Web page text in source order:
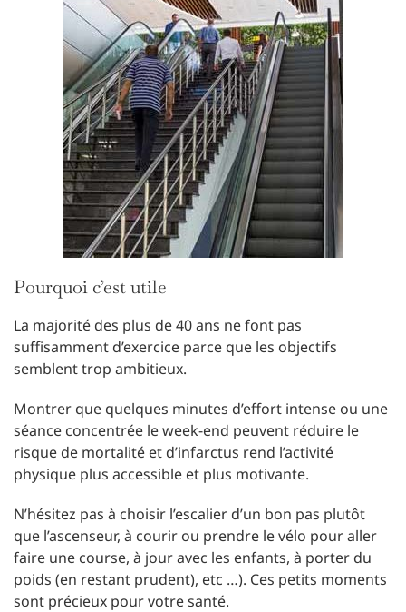
Pourquoi c’est utile
La majorité des plus de 40 ans ne font pas
suffisamment d’exercice parce que les objectifs
semblent trop ambitieux.
Montrer que quelques minutes d’effort intense ou une
séance concentrée le week-end peuvent réduire le
risque de mortalité et d’infarctus rend l’activité
physique plus accessible et plus motivante.
N’hésitez pas à choisir l’escalier d’un bon pas plutôt
que l’ascenseur, à courir ou prendre le vélo pour aller
faire une course, à jour avec les enfants, à porter du
poids (en restant prudent), etc …). Ces petits moments
sont précieux pour votre santé.